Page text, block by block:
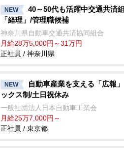
NEW
40～50代も活躍中交通共済
「経理」/管理職候補
神奈川県自動車交通共済協同組合
月給28万5,000円～31万円
正社員 / 神奈川県
NEW
自動車産業を支える「広報
ックス制/土日祝休み
一般社団法人日本自動車工業会
月給25万7,000円～
正社員 / 東京都